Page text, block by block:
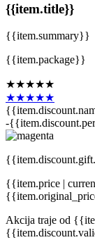
{{item.title}}
{{item.summary}}
{{item.package}}
★★★★★
★★★★★
-
{{item.price |
Akcija traje od